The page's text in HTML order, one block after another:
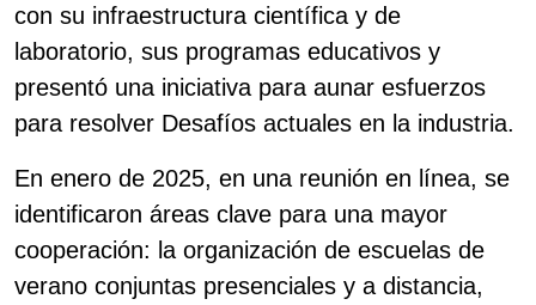
con su infraestructura científica y de
laboratorio, sus programas educativos y
presentó una iniciativa para aunar esfuerzos
para resolver Desafíos actuales en la industria.
En enero de 2025, en una reunión en línea, se
identificaron áreas clave para una mayor
cooperación: la organización de escuelas de
verano conjuntas presenciales y a distancia,